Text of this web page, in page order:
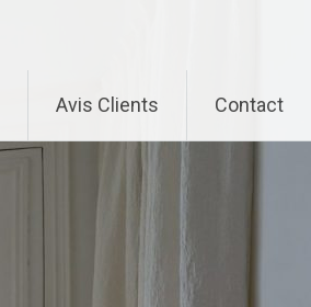
Avis Clients Contact